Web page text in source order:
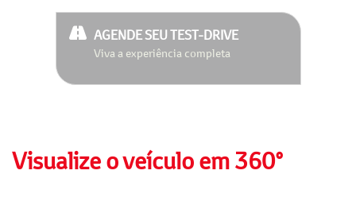
AGENDE SEU TEST-DRIVE
Viva a experiência completa
Visualize o veículo em 360°